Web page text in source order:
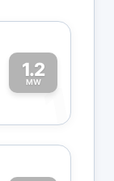
1.2
MW1